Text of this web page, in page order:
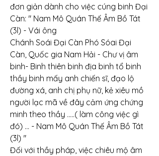
đơn giản dành cho việc cúng binh Đại
Càn: " Nam Mô Quán Thế Âm Bồ Tát
(3l) - Vái ông
Chánh Soái Đại Càn Phó Sóai Đại
Càn, Quốc gia Nam Hải - Chư vị âm
binh- Binh thiên binh địa binh tổ binh
thầy binh mấy anh chiến sĩ, đạo lộ
đường xá, anh chị phụ nữ, kẻ xiêu mồ
người lạc mã về đây cảm ứng chứng
minh theo thầy .....( làm công việc gì
đó) ... - Nam Mô Quán Thế Âm Bồ Tát
(3l) "
Đối với thầy pháp, việc chiêu mộ âm